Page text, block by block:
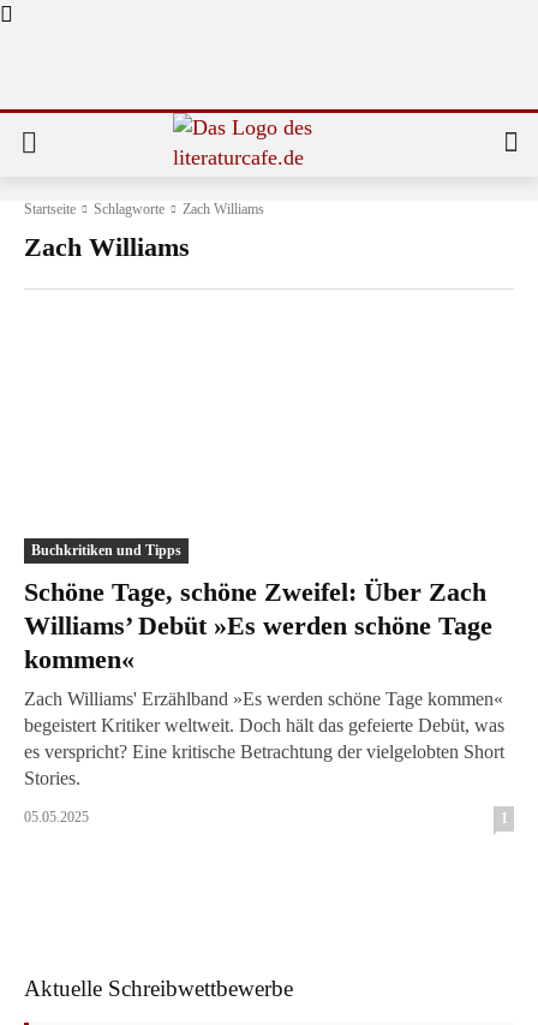
Startseite Schlagworte Zach Williams
Zach Williams
Buchkritiken und Tipps
Schöne Tage, schöne Zweifel: Über Zach
Williams’ Debüt »Es werden schöne Tage
kommen«
Zach Williams' Erzählband »Es werden schöne Tage kommen«
begeistert Kritiker weltweit. Doch hält das gefeierte Debüt, was
es verspricht? Eine kritische Betrachtung der vielgelobten Short
Stories.
05.05.2025 1
Aktuelle Schreibwettbewerbe